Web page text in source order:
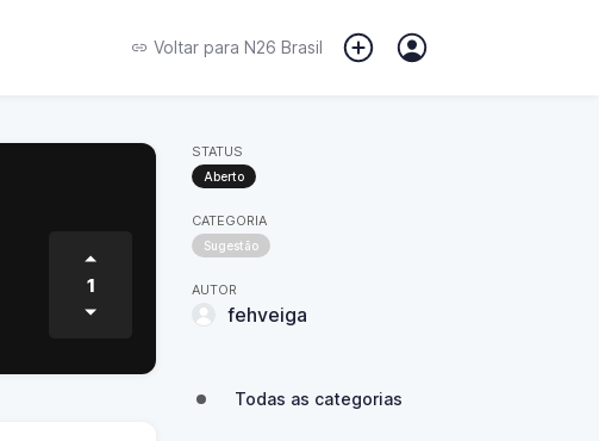
Voltar para N26 Brasil
1
STATUS
Aberto
CATEGORIA
Sugestão
AUTOR
fehveiga
Todas as categorias